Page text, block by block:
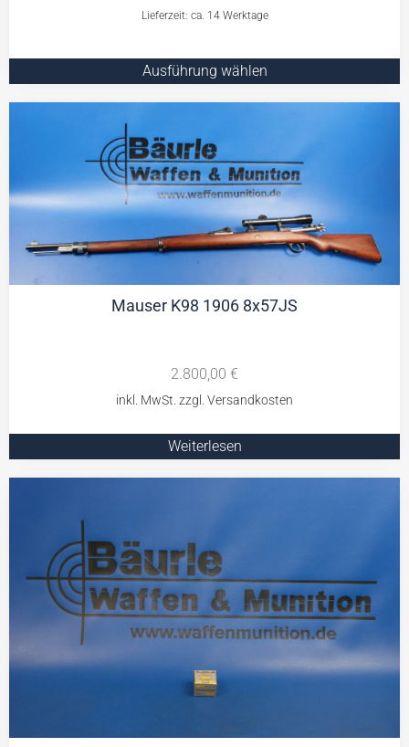
Lieferzeit: ca. 14 Werktage
Ausführung wählen
Mauser K98 1906 8x57JS
2.800,00 €
Weiterlesen